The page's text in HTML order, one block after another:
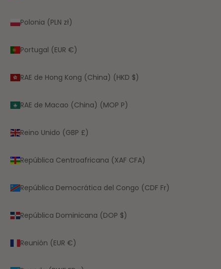
Polonia (PLN zł)
Portugal (EUR €)
RAE de Hong Kong (China) (HKD $)
RAE de Macao (China) (MOP P)
Reino Unido (GBP £)
República Centroafricana (XAF CFA)
República Democrática del Congo (CDF Fr)
República Dominicana (DOP $)
Reunión (EUR €)